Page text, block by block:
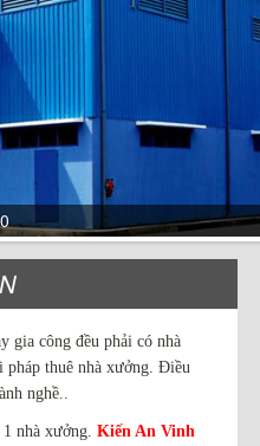
gia công đều phải có nhà
pháp thuê nhà xưởng. Điều
nghề..
nhà xưởng. Kiến An Vinh